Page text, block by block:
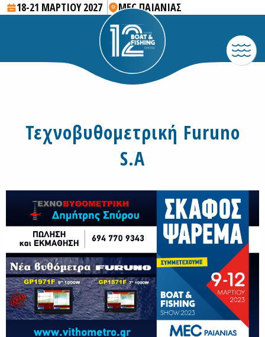
18-21 ΜΑΡΤΙΟΥ 2027 MEC ΠΑΙΑΝΙΑΣ
Τεχνοβυθομετρική Furuno
S.A